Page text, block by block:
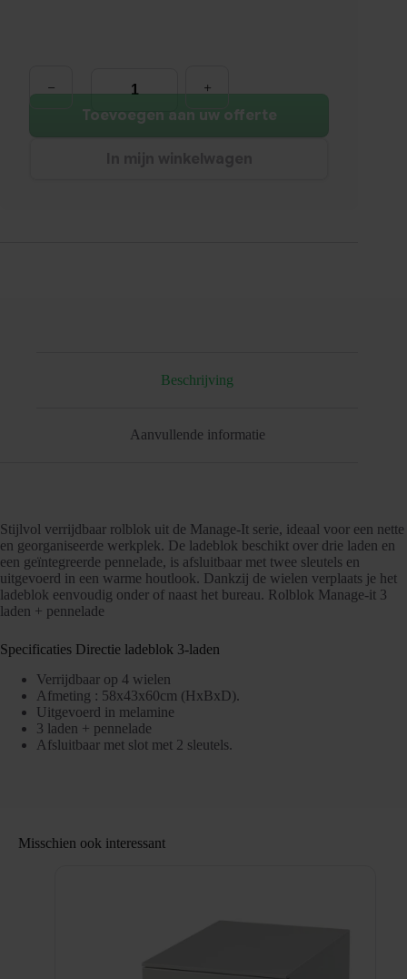
2-
aantal
Toevoegen aan uw offerte
Beschrijving
Aanvullende informatie
Stijlvol verrijdbaar rolblok uit de Manage-It serie, ideaal voor een nette
en georganiseerde werkplek. De ladeblok beschikt over drie laden en
een geïntegreerde pennelade, is afsluitbaar met twee sleutels en
uitgevoerd in een warme houtlook. Dankzij de wielen verplaats je het
ladeblok eenvoudig onder of naast het bureau. Rolblok Manage-it 3
laden + pennelade
Specificaties Directie ladeblok 3-laden
Verrijdbaar op 4 wielen
Afmeting : 58x43x60cm (HxBxD).
Uitgevoerd in melamine
3 laden + pennelade
Afsluitbaar met slot met 2 sleutels.
Misschien ook interessant